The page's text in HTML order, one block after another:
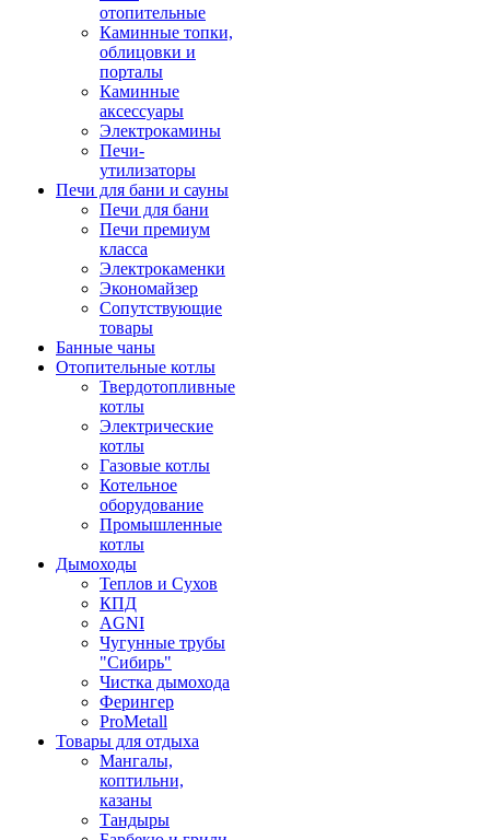
отопительные
Каминные топки,
облицовки и
порталы
Каминные
аксессуары
Электрокамины
Печи-
утилизаторы
Печи для бани и сауны
Печи для бани
Печи премиум
класса
Электрокаменки
Экономайзер
Сопутствующие
товары
Банные чаны
Отопительные котлы
Твердотопливные
котлы
Электрические
котлы
Газовые котлы
Котельное
оборудование
Промышленные
котлы
Дымоходы
Теплов и Сухов
КПД
AGNI
Чугунные трубы
"Сибирь"
Чистка дымохода
Ферингер
ProMetall
Товары для отдыха
Мангалы,
коптильни,
казаны
Тандыры